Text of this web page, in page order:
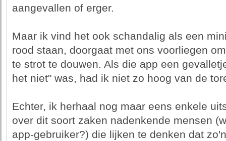
aangevallen of erger.
Maar ik vind het ook schandalig als een
rood staan, doorgaat met ons voorliegen
te strot te douwen. Als die app een
het niet" was, had ik niet zo hoog van de
Echter, ik herhaal nog maar eens enkele
over dit soort zaken nadenkende mensen
app-gebruiker?) die lijken te denken dat